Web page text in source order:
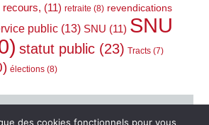
recours, (11) retraite (8) revendications
public (13) SNU (11) SNU
statut public (23) Tracts (7)
élections (8)
des cookies fonctionnels pour vous